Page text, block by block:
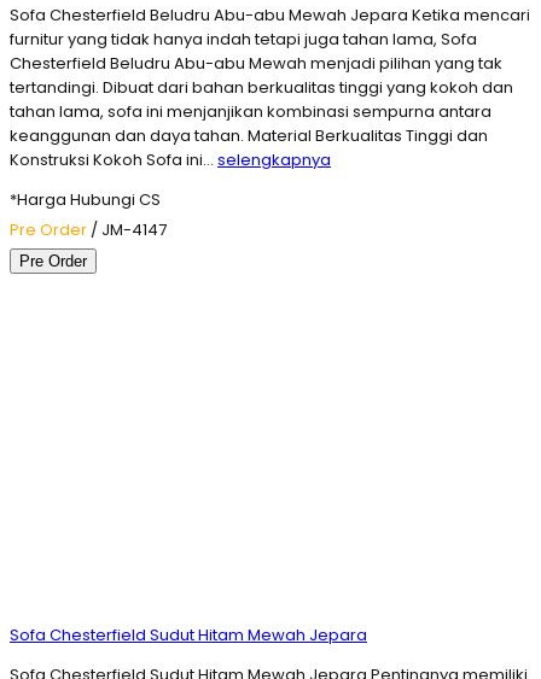
Sofa Chesterfield Beludru Abu-abu Mewah Jepara Ketika mencari
furnitur yang tidak hanya indah tetapi juga tahan lama, Sofa
Chesterfield Beludru Abu-abu Mewah menjadi pilihan yang tak
tertandingi. Dibuat dari bahan berkualitas tinggi yang kokoh dan
tahan lama, sofa ini menjanjikan kombinasi sempurna antara
keanggunan dan daya tahan. Material Berkualitas Tinggi dan
Konstruksi Kokoh Sofa ini… selengkapnya
*Harga Hubungi CS
Pre Order / JM-4147
Pre Order
Sofa Chesterfield Sudut Hitam Mewah Jepara